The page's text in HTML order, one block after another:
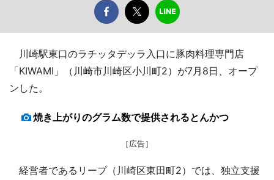
川崎駅東口のラチッタデッラ入口に豚肉料理専門店
「KIWAMI」（川崎市川崎区小川町2）が7月8日、オープ
ンした。
焼き上がりのグラム数で提供されるとんかつ
［広告］
経営者であるリープ（川崎区東田町2）では、独立支援